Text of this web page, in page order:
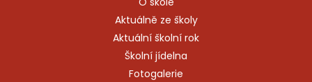
Aktuálně ze školy
Aktuální školní rok
Školní jídelna
Fotogalerie